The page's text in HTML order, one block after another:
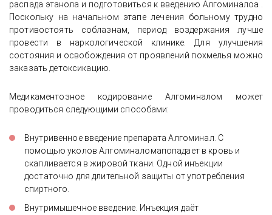
распада этанола и подготовиться к введению Алгоминалоа .
Поскольку на начальном этапе лечения больному трудно
противостоять соблазнам, период воздержания лучше
провести в наркологической клинике. Для улучшения
состояния и освобождения от проявлений похмелья можно
заказать детоксикацию.
Медикаментозное кодирование Алгоминалом может
проводиться следующими способами:
Внутривенное введение препарата Алгоминал. С
помощью уколов Алгоминаломапопадает в кровь и
скапливается в жировой ткани. Одной инъекции
достаточно для длительной защиты от употребления
спиртного.
Внутримышечное введение. Инъекция даёт